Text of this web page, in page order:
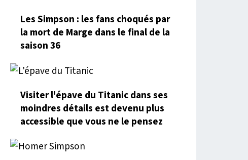
Les Simpson : les fans choqués par
la mort de Marge dans le final de la
saison 36
Visiter l'épave du Titanic dans ses
moindres détails est devenu plus
accessible que vous ne le pensez